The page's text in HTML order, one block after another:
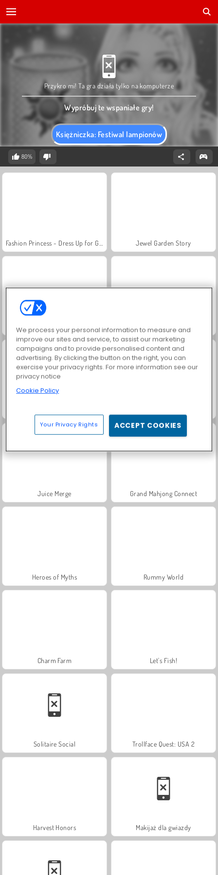
Księżniczka: Festiwal lampionów
Przykro mi! Ta gra działa tylko na komputerze
Wypróbuj te wspaniałe gry!
80%
Jewel Garden Story
Masha and the Bear: Meadows
Juice Merge Grand Mahjong Connect
Heroes of Myths Rummy World
Charm Farm Let's Fish!
Solitaire Social Trollface Quest: USA 2
Harvest Honors Makijaż dla gwiazdy
We process your personal information to measure and
improve our sites and service, to assist our marketing
campaigns and to provide personalised content and
advertising. By clicking the button on the right, you can
exercise your privacy rights. For more information see our
privacy notice
Cookie Policy
Your Privacy Rights ACCEPT COOKIES